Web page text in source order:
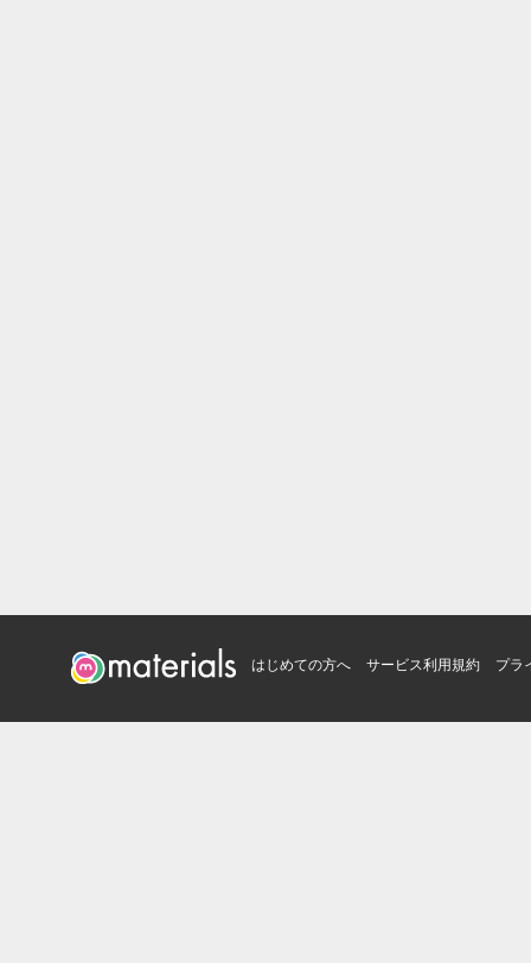
はじめての方へ サービス利用規約 プラ